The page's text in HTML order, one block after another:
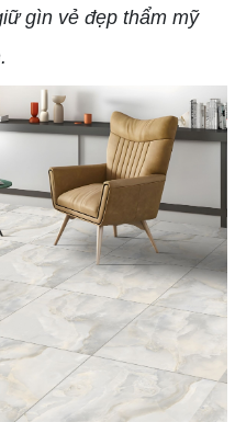
gìn vẻ đẹp thẩm mỹ